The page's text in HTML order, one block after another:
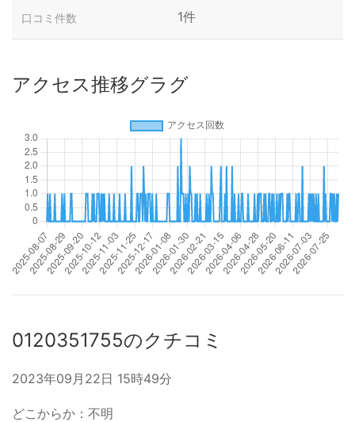
口コミ件数 1件
アクセス推移グラグ
0120351755のクチコミ
2023年09月22日 15時49分
どこからか：不明